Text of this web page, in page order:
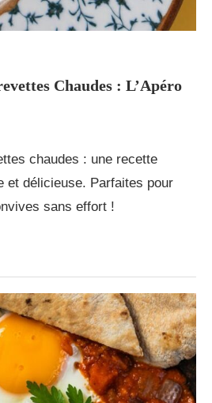
Chaudes : L’Apéro
chaudes : une recette
et délicieuse. Parfaites pour
sans effort !